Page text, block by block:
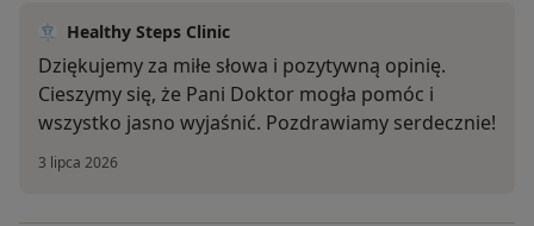
Healthy Steps Clinic
Dziękujemy za miłe słowa i pozytywną opinię.
Cieszymy się, że Pani Doktor mogła pomóc i
wszystko jasno wyjaśnić. Pozdrawiamy serdecznie!
3 lipca 2026